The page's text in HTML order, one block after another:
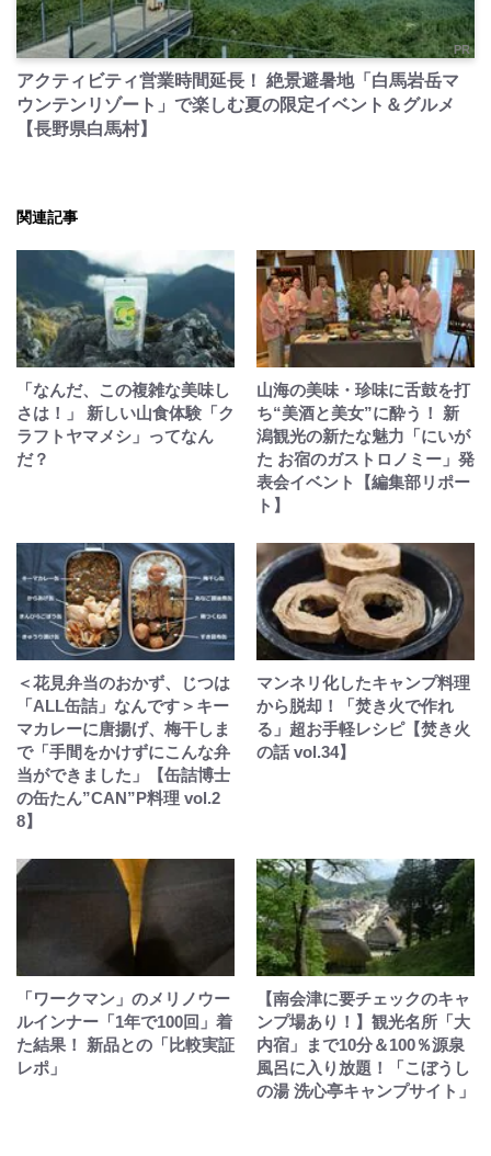
PR
アクティビティ営業時間延長！ 絶景避暑地「白馬岩岳マ
ウンテンリゾート」で楽しむ夏の限定イベント＆グルメ
【長野県白馬村】
関連記事
「なんだ、この複雑な美味し
さは！」 新しい山食体験「ク
ラフトヤマメシ」ってなん
だ？
山海の美味・珍味に舌鼓を打
ち“美酒と美女”に酔う！ 新
潟観光の新たな魅力「にいが
た お宿のガストロノミー」発
表会イベント【編集部リポー
ト】
＜花見弁当のおかず、じつは
「ALL缶詰」なんです＞キー
マカレーに唐揚げ、梅干しま
で「手間をかけずにこんな弁
当ができました」【缶詰博士
の缶たん”CAN”P料理 vol.2
8】
マンネリ化したキャンプ料理
から脱却！「焚き火で作れ
る」超お手軽レシピ【焚き火
の話 vol.34】
「ワークマン」のメリノウー
ルインナー「1年で100回」着
た結果！ 新品との「比較実証
レポ」
【南会津に要チェックのキャ
ンプ場あり！】観光名所「大
内宿」まで10分＆100％源泉
風呂に入り放題！「こぼうし
の湯 洗心亭キャンプサイト」